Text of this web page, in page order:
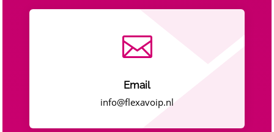

Email
info@flexavoip.nl